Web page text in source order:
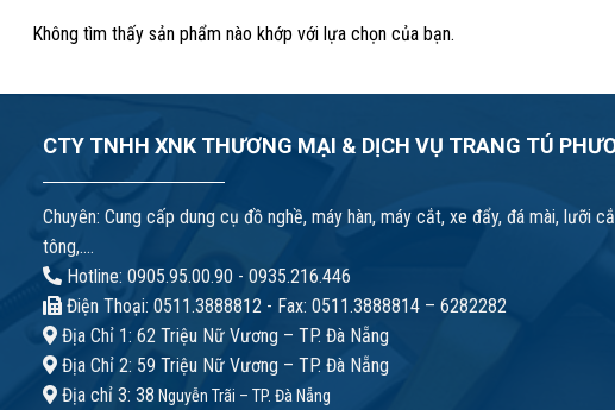
Không tìm thấy sản phẩm nào khớp với lựa chọn của bạn.
CTY TNHH XNK THƯƠNG MẠI & DỊCH VỤ TRANG TÚ
Chuyên: Cung cấp dung cụ đồ nghề, máy hàn, máy cắt, xe đẩy, đá mài, lưỡi
tông,....
Hotline: 0905.95.00.90 - 0935.216.446
Điện Thoại: 0511.3888812 - Fax: 0511.3888814 – 6282282
Địa Chỉ 1: 62 Triệu Nữ Vương – TP. Đà Nẵng
Địa Chỉ 2: 59 Triệu Nữ Vương – TP. Đà Nẵng
Địa chỉ 3: 38 Nguyễn Trãi – TP. Đà Nẵng